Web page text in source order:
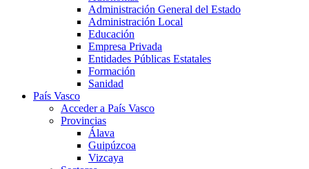
Administración General del Estado
Administración Local
Educación
Empresa Privada
Entidades Públicas Estatales
Formación
Sanidad
País Vasco
Acceder a País Vasco
Provincias
Álava
Guipúzcoa
Vizcaya